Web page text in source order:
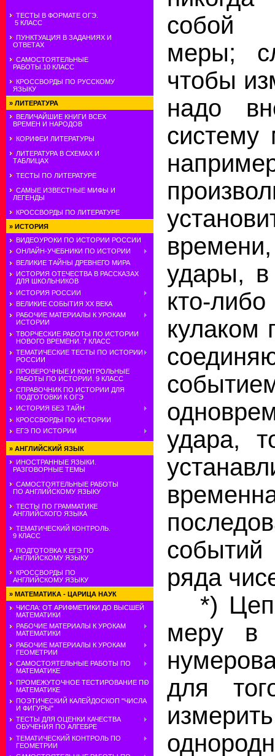
ТЕСТЫ В ФОРМАТЕ ОГЭ.
5 КЛАСС
ПУНКТУАЦИЯ В ЗАДАНИЯХ И
ОТВЕТАХ
САМОСТОЯТЕЛЬНЫЕ
РАБОТЫ.10 КЛАСС
КРОССВОРДЫ ПО РУССКОМУ
ЯЗЫКУ
» ЛИТЕРАТУРА
ВЕЛИЧАЙШИЕ КНИГИ ВСЕХ
ВРЕМЕН И НАРОДОВ
КОРИФЕИ ЛИТЕРАТУРЫ
ЛИТЕРАТУРА В СХЕМАХ И
ТАБЛИЦАХ
ТЕСТЫ ПО ЛИТЕРАТУРЕ
САМЫЕ ИЗВЕСТНЫЕ МИФЫ И
ЛЕГЕНДЫ
КРОССВОРДЫ ПО ЛИТЕРАТУРЕ
» ИСТОРИЯ
ВИДЕОУРОКИ ПО ИСТОРИИ РОССИИ
ОНЛАЙН-УЧЕБНИКИ ПО ИСТОРИИ
ВЕЛИКИЕ ТАЙНЫ ДРЕВНЕГО МИРА
ИСТОРИЯ ОТЕЧЕСТВА В РАССКАЗАХ
ДЛЯ ШКОЛЬНИКОВ
ИСТОРИЯ РОССИИ
ВЕЛИКИЕ СОБЫТИЯ ХХ ВЕКА
РАБОЧИЕ МАТЕРИАЛЫ К УРОКАМ
ИСТОРИИ
ТВОРЧЕСКИЕ РАБОТЫ ПО ИСТОРИИ
НОВОГО ВРЕМЕНИ. 7 КЛАСС
ТЕМАТИЧЕСКИЕ ТЕСТЫ ПО ИСТОРИИ
РОССИИ
ПРОВЕРОЧНЫЕ И КОНТРОЛЬНЫЕ
РАБОТЫ ПО ИСТОРИИ. 9 КЛАСС
СПРАВОЧНИК ПО ИСТОРИИ ДЛЯ
ПОДГОТОВКИ К ОГЭ
ИСТОРИЯ БЕЗ ТАЙН
КРОССВОРДЫ ПО ИСТОРИИ
ЕГЭ ПО ИСТОРИИ
» АНГЛИЙСКИЙ ЯЗЫК
ИНОСТРАННЫЕ ЯЗЫКИ.
РАЗГОВОРНЫЕ ТЕМЫ
САМОСТОЯТЕЛЬНЫЕ РАБОТЫ
ПО АНГЛИЙСКОМУ ЯЗЫКУ
ТЕСТЫ ПО ГРАММАТИКЕ
АНГЛИЙСКОГО ЯЗЫКА
ТЕМАТИЧЕСКИЙ КОНТРОЛЬ.
9 КЛАСС
ПОДГОТОВКА К ЕГЭ ПО
АНГЛИЙСКОМУ ЯЗЫКУ
КРОССВОРДЫ ПО
АНГЛИЙСКОМУ ЯЗЫКУ
» МАТЕМАТИКА - ЦАРИЦА НАУК
ЧИСЛА: ОТ АРИФМЕТИКИ ДО ВЫСШЕЙ
МАТЕМАТИКИ
РАБОЧИЕ МАТЕРИАЛЫ К УРОКАМ
МАТЕМАТИКИ
РАБОЧИЕ МАТЕРИАЛЫ К УРОКАМ
ГЕОМЕТРИИ
САМОСТОЯТЕЛЬНЫЕ РАБОТЫ ПО
МАТЕМАТИКЕ
ПРОМЕЖУТОЧНОЕ ТЕСТИРОВАНИЕ ПО
МАТЕМАТИКЕ
ПОЭТИЧЕСКИЙ КАЛЕЙДОСКОП "ЧИСЛА
И ФИГУРЫ"
ТЕСТЫ ДЛЯ ОЦЕНКИ КАЧЕСТВА
ОБУЧЕНИЯ ПО АЛГЕБРЕ
ТЕМАТИЧЕСКИЙ КОНТРОЛЬ ПО
ГЕОМЕТРИИ
собой
меры;
чтобы
надо
удары,
кто-
кулаком
удара,
ряда
*)
меру в
для